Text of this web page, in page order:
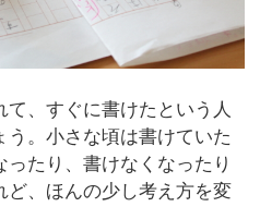
、すぐに書けたという人
。小さな頃は書けていた
たり、書けなくなったり
、ほんの少し考え方を変